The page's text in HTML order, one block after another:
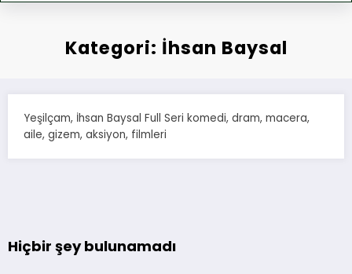
Kategori: İhsan Baysal
Yeşilçam, İhsan Baysal Full Seri komedi, dram, macera,
aile, gizem, aksiyon, filmleri
Hiçbir şey bulunamadı